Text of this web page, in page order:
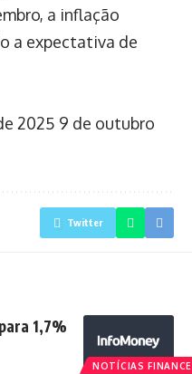
a inflação
a expectativa de
2025 9 de outubro
Twitter
NOTÍCIAS
1,7%